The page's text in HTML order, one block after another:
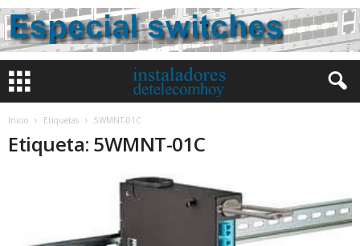
Inicio Etiquetas 5WMNT-01C
Etiqueta: 5WMNT-01C